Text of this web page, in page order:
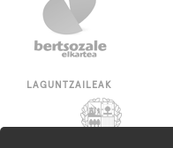
LAGUNTZAILEAK